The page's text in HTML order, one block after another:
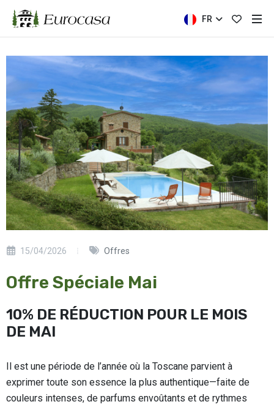
FR
Offre Spéciale Mai
10% DE RÉDUCTION POUR LE MOIS
DE MAI
Il est une période de l’année où la Toscane parvient à
exprimer toute son essence la plus authentique—faite de
couleurs intenses, de parfums envoûtants et de rythmes
15/04/2026 Offres